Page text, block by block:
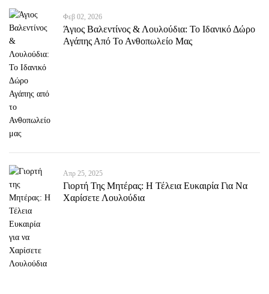
Φεβ 02, 2026
Άγιος Βαλεντίνος & Λουλούδια: Το Ιδανικό Δώρο
Αγάπης Από Το Ανθοπωλείο Μας
Απρ 25, 2025
Γιορτή Της Μητέρας: Η Τέλεια Ευκαιρία Για Να
Χαρίσετε Λουλούδια